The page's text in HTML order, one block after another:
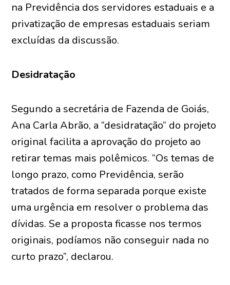
na Previdência dos servidores estaduais e a
privatização de empresas estaduais seriam
excluídas da discussão.
Desidratação
Segundo a secretária de Fazenda de Goiás,
Ana Carla Abrão, a “desidratação” do projeto
original facilita a aprovação do projeto ao
retirar temas mais polêmicos. “Os temas de
longo prazo, como Previdência, serão
tratados de forma separada porque existe
uma urgência em resolver o problema das
dívidas. Se a proposta ficasse nos termos
originais, podíamos não conseguir nada no
curto prazo”, declarou.